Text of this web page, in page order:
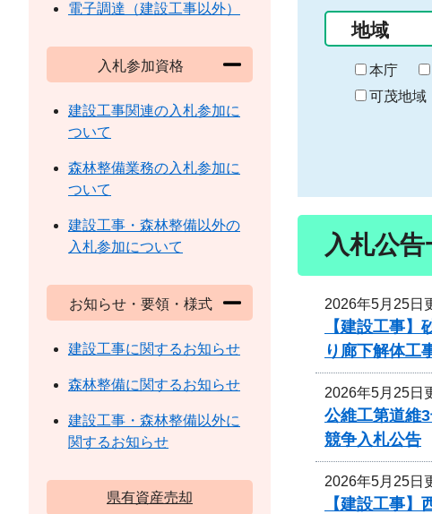
の
始
ま
り
地域
本庁
可茂地域
入札公告
2026年5月25日
【建設工事
り廊下解体
2026年5月25日
公維工第道維
競争入札公告
2026年5月25日
【建設工事
電子調達（建設工事以外）
入札参加資格
建設工事関連の入札参加に
ついて
森林整備業務の入札参加に
ついて
建設工事・森林整備以外の
入札参加について
お知らせ・要領・様式
建設工事に関するお知らせ
森林整備に関するお知らせ
建設工事・森林整備以外に
関するお知らせ
県有資産売却